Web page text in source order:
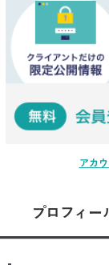
アカ
プロフィー